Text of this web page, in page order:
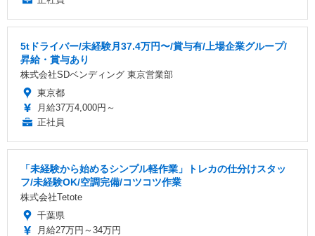
5tドライバー/未経験月37.4万円〜/賞与有/上場企業グループ/
昇給・賞与あり
株式会社SDベンディング 東京営業部
東京都
月給37万4,000円～
正社員
「未経験から始めるシンプル軽作業」トレカの仕分けスタッ
フ/未経験OK/空調完備/コツコツ作業
株式会社Tetote
千葉県
月給27万円～34万円